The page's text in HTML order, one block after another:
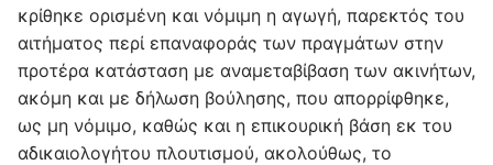
κρίθηκε ορισμένη και νόμιμη η αγωγή, παρεκτός του
αιτήματος περί επαναφοράς των πραγμάτων στην
προτέρα κατάσταση με αναμεταβίβαση των ακινήτων,
ακόμη και με δήλωση βούλησης, που απορρίφθηκε,
ως μη νόμιμο, καθώς και η επικουρική βάση εκ του
αδικαιολογήτου πλουτισμού, ακολούθως, το